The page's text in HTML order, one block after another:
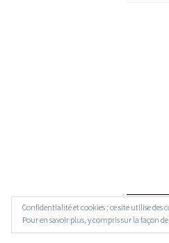
Confidentialité et cookies : ce site utilise
Pour en savoir plus, y compris sur la façon